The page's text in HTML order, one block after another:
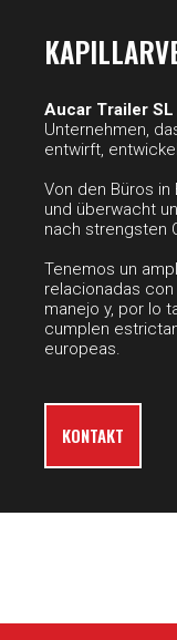
Aucar Trailer SL
Unternehmen,
entwirft,
Von den Büros
und überwacht
nach strengsten
Tenemos un
relacionadas
manejo y, por lo
cumplen
europeas.
KONTAKT